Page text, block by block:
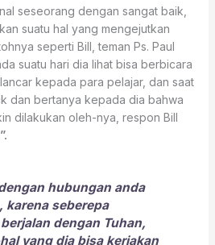
seseorang dengan sangat baik,
suatu hal yang mengejutkan
seperti Bill, teman Ps. Paul
suatu hari dia lihat bisa berbicara
kepada para pelajar, dan saat
dan bertanya kepada dia bahwa
dilakukan oleh-nya, respon Bill
hubungan anda
karena seberepa
dengan Tuhan,
yang dia bisa kerjakan